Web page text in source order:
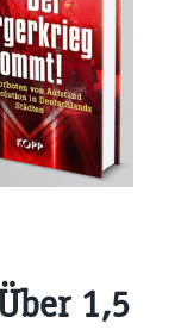
1,5